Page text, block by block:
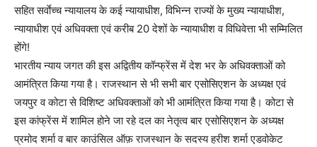
सहित सर्वाेच्च न्यायालय के कई न्यायाधीश, विभिन्न राज्यों के मुख्य न्यायाधीश,
न्यायाधीश एवं अधिवक्ता एवं करीब 20 देशों के न्यायाधीश व विधिवेत्ता भी सम्मिलित
होंगे!
भारतीय न्याय जगत की इस अद्वितीय कॉन्फ्रेंस में देश भर के अधिवक्ताओं को
आमंत्रित किया गया है। राजस्थान से भी सभी बार एसोसिएशन के अध्यक्ष एवं
जयपुर व कोटा से विशिष्ट अधिवक्ताओं को भी आमंत्रित किया गया है। कोटा से
इस कांफ्रेंस में शामिल होने जा रहे दल का नेतृत्व बार एसोसिएशन के अध्यक्ष
प्रमोद शर्मा व बार काउंसिल ऑफ़ राजस्थान के सदस्य हरीश शर्मा एडवोकेट